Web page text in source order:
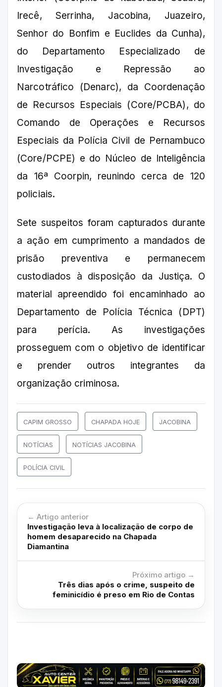
Irecê, Serrinha, Jacobina, Juazeiro,
Senhor do Bonfim e Euclides da Cunha),
do Departamento Especializado de
Investigação e Repressão ao
Narcotráfico (Denarc), da Coordenação
de Recursos Especiais (Core/PCBA), do
Comando de Operações e Recursos
Especiais da Polícia Civil de Pernambuco
(Core/PCPE) e do Núcleo de Inteligência
da 16ª Coorpin, reunindo cerca de 120
policiais.
Sete suspeitos foram capturados durante
a ação em cumprimento a mandados de
prisão preventiva e permanecem
custodiados à disposição da Justiça. O
material apreendido foi encaminhado ao
Departamento de Polícia Técnica (DPT)
para perícia. As investigações
prosseguem com o objetivo de identificar
e prender outros integrantes da
organização criminosa.
CAPIM GROSSO CHAPADA HOJE JACOBINA
NOTÍCIAS NOTÍCIAS JACOBINA
POLÍCIA CIVIL
← Artigo anterior
Investigação leva à localização de corpo de
homem desaparecido na Chapada
Diamantina
Próximo artigo →
Três dias após o crime, suspeito de
feminicídio é preso em Rio de Contas